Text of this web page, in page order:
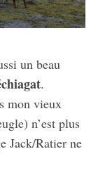
un beau
.
mon vieux
n’est plus
Jack/Ratier ne